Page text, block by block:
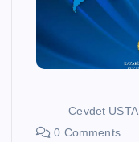
Cevdet USTA
0 Comments